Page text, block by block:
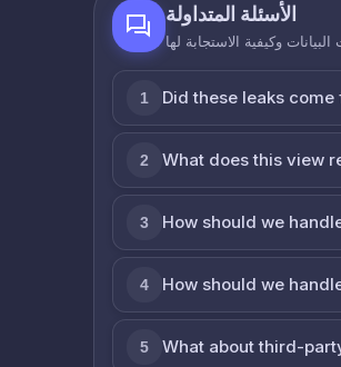
الأسئلة المتداولة
وكيفية الاستجابة لها
1 Did these leaks
2 What does this view
3 How should we
4 How should we
5 What about third-